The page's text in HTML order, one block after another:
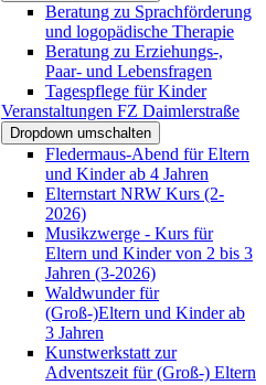
Beratung zu Sprachförderung
und logopädische Therapie
Beratung zu Erziehungs-,
Paar- und Lebensfragen
Tagespflege für Kinder
Veranstaltungen FZ Daimlerstraße
Dropdown umschalten
Fledermaus-Abend für Eltern
und Kinder ab 4 Jahren
Elternstart NRW Kurs (2-
2026)
Musikzwerge - Kurs für
Eltern und Kinder von 2 bis 3
Jahren (3-2026)
Waldwunder für
(Groß-)Eltern und Kinder ab
3 Jahren
Kunstwerkstatt zur
Adventszeit für (Groß-) Eltern